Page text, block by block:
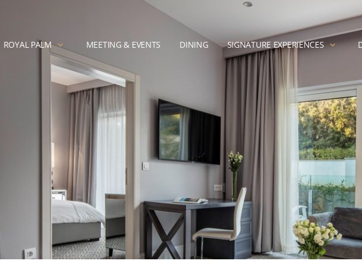
ROYAL PALM MEETING & EVENTS DINING SIGNATURE EXPERIENCES